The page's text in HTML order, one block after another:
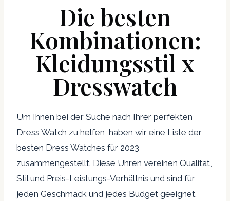
Die besten
Kombinationen:
Kleidungsstil x
Dresswatch
Um Ihnen bei der Suche nach Ihrer perfekten
Dress Watch zu helfen, haben wir eine Liste der
besten Dress Watches für 2023
zusammengestellt. Diese Uhren vereinen Qualität,
Stil und Preis-Leistungs-Verhältnis und sind für
jeden Geschmack und jedes Budget geeignet.